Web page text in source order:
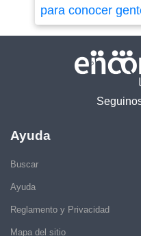
para conocer
Ayuda
Buscar
Ayuda
Reglamento y Privacidad
Mapa del sitio